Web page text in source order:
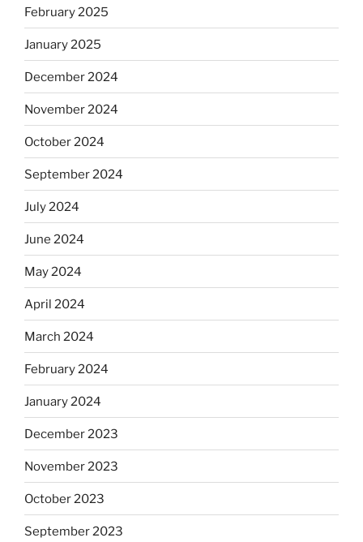
February 2025
January 2025
December 2024
November 2024
October 2024
September 2024
July 2024
June 2024
May 2024
April 2024
March 2024
February 2024
January 2024
December 2023
November 2023
October 2023
September 2023